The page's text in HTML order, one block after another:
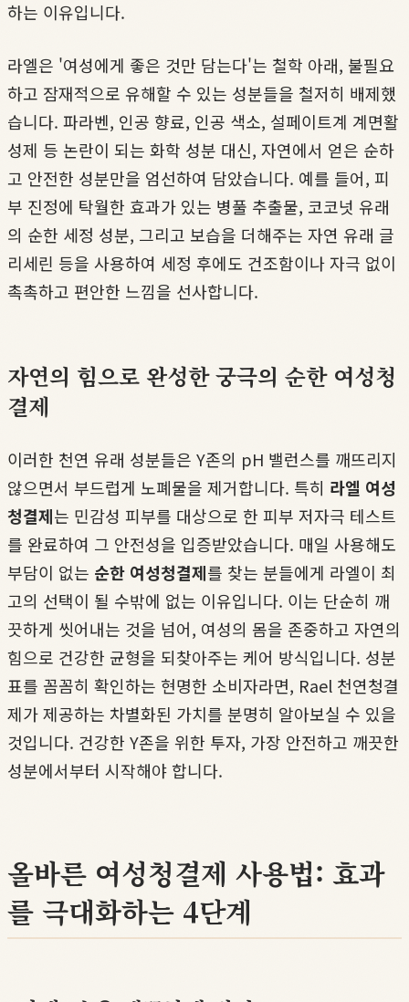
하는 이유입니다.
라엘은 '여성에게 좋은 것만 담는다'는 철학 아래, 불필요
하고 잠재적으로 유해할 수 있는 성분들을 철저히 배제했
습니다. 파라벤, 인공 향료, 인공 색소, 설페이트계 계면활
성제 등 논란이 되는 화학 성분 대신, 자연에서 얻은 순하
고 안전한 성분만을 엄선하여 담았습니다. 예를 들어, 피
부 진정에 탁월한 효과가 있는 병풀 추출물, 코코넛 유래
의 순한 세정 성분, 그리고 보습을 더해주는 자연 유래 글
리세린 등을 사용하여 세정 후에도 건조함이나 자극 없이
촉촉하고 편안한 느낌을 선사합니다.
자연의 힘으로 완성한 궁극의 순한 여성청
결제
이러한 천연 유래 성분들은 Y존의 pH 밸런스를 깨뜨리지
않으면서 부드럽게 노폐물을 제거합니다. 특히 라엘 여성
청결제는 민감성 피부를 대상으로 한 피부 저자극 테스트
를 완료하여 그 안전성을 입증받았습니다. 매일 사용해도
부담이 없는 순한 여성청결제를 찾는 분들에게 라엘이 최
고의 선택이 될 수밖에 없는 이유입니다. 이는 단순히 깨
끗하게 씻어내는 것을 넘어, 여성의 몸을 존중하고 자연의
힘으로 건강한 균형을 되찾아주는 케어 방식입니다. 성분
표를 꼼꼼히 확인하는 현명한 소비자라면, Rael 천연청결
제가 제공하는 차별화된 가치를 분명히 알아보실 수 있을
것입니다. 건강한 Y존을 위한 투자, 가장 안전하고 깨끗한
성분에서부터 시작해야 합니다.
올바른 여성청결제 사용법: 효과
를 극대화하는 4단계